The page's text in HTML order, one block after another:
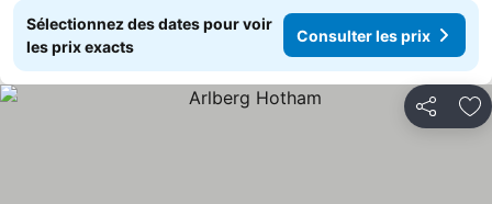
Sélectionnez des dates pour voir
les prix exacts
Consulter les prix
Partager